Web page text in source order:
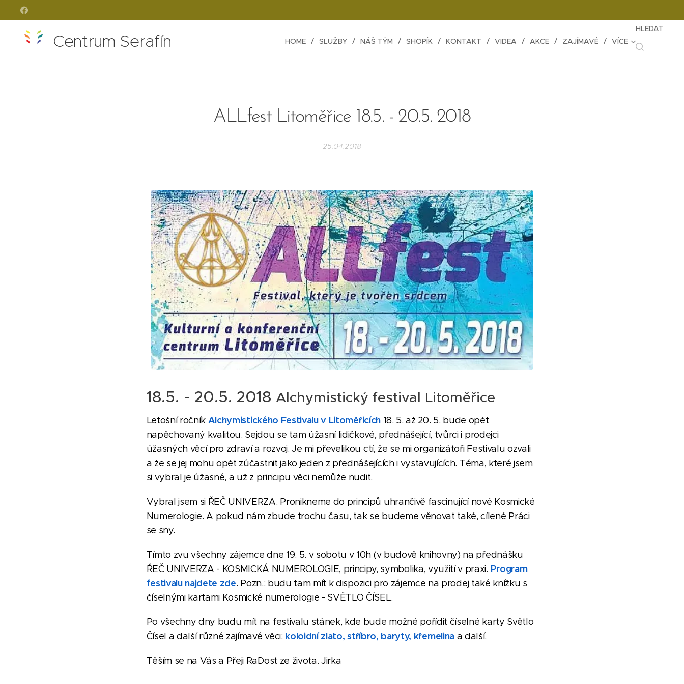
Centrum Serafín HOME SLUŽBY NÁŠ TÝM SHOPÍK KONTAKT VIDEA AKCE ZAJÍMAVÉ VÍCE
HLEDAT
ALLfest Litoměřice 18.5. - 20.5. 2018
25.04.2018
18.5. - 20.5. 2018 Alchymistický festival Litoměřice
Letošní ročník Alchymistického Festivalu v Litoměřicích 18. 5. až 20. 5. bude opět
napěchovaný kvalitou. Sejdou se tam úžasní lidičkové, přednášející, tvůrci i prodejci
úžasných věcí pro zdraví a rozvoj. Je mi převelikou ctí, že se mi organizátoři Festivalu ozvali
a že se jej mohu opět zúčastnit jako jeden z přednášejících i vystavujících. Téma, které jsem
si vybral je úžasné, a už z principu věci nemůže nudit.
Vybral jsem si ŘEČ UNIVERZA. Pronikneme do principů uhrančivě fascinující nové Kosmické
Numerologie. A pokud nám zbude trochu času, tak se budeme věnovat také, cílené Práci
se sny.
Tímto zvu všechny zájemce dne 19. 5. v sobotu v 10h (v budově knihovny) na přednášku
ŘEČ UNIVERZA - KOSMICKÁ NUMEROLOGIE, principy, symbolika, využití v praxi. Program
festivalu najdete zde. Pozn.: budu tam mít k dispozici pro zájemce na prodej také knížku s
číselnými kartami Kosmické numerologie - SVĚTLO ČÍSEL.
Po všechny dny budu mít na festivalu stánek, kde bude možné pořídit číselné karty Světlo
Čísel a další různé zajímavé věci: koloidní zlato, stříbro, baryty, křemelinaa další.
Těším se na Vás a Přeji RaDost ze života. Jirka